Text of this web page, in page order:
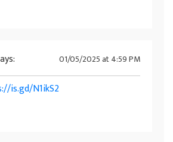
01/05/2025 at 4:59 PM
is.gd/N1ikS2